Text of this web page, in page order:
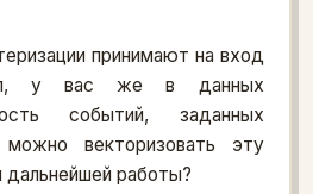
принимают на вход
у вас же в данных
событий, заданных
векторизовать эту
работы?